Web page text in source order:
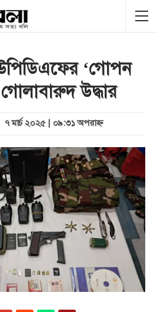
‘গোপন
উদ্ধার
৭ মার্চ ২০২৫ | ০৯:৩১ অপরাহ্ণ